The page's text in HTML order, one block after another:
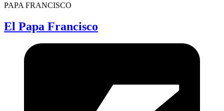
PAPA FRANCISCO
El Papa Francisco